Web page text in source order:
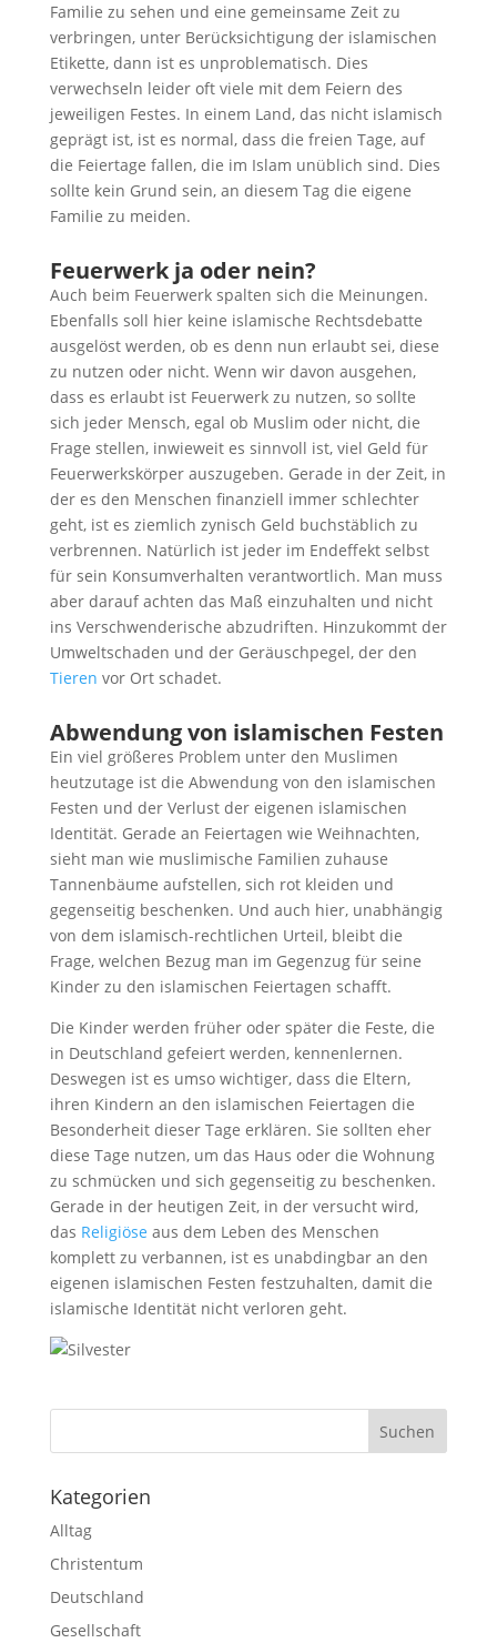
Familie zu sehen und eine gemeinsame Zeit zu
verbringen, unter Berücksichtigung der islamischen
Etikette, dann ist es unproblematisch. Dies
verwechseln leider oft viele mit dem Feiern des
jeweiligen Festes. In einem Land, das nicht islamisch
geprägt ist, ist es normal, dass die freien Tage, auf
die Feiertage fallen, die im Islam unüblich sind. Dies
sollte kein Grund sein, an diesem Tag die eigene
Familie zu meiden.
Feuerwerk ja oder nein?
Auch beim Feuerwerk spalten sich die Meinungen.
Ebenfalls soll hier keine islamische Rechtsdebatte
ausgelöst werden, ob es denn nun erlaubt sei, diese
zu nutzen oder nicht. Wenn wir davon ausgehen,
dass es erlaubt ist Feuerwerk zu nutzen, so sollte
sich jeder Mensch, egal ob Muslim oder nicht, die
Frage stellen, inwieweit es sinnvoll ist, viel Geld für
Feuerwerkskörper auszugeben. Gerade in der Zeit, in
der es den Menschen finanziell immer schlechter
geht, ist es ziemlich zynisch Geld buchstäblich zu
verbrennen. Natürlich ist jeder im Endeffekt selbst
für sein Konsumverhalten verantwortlich. Man muss
aber darauf achten das Maß einzuhalten und nicht
ins Verschwenderische abzudriften. Hinzukommt der
Umweltschaden und der Geräuschpegel, der den
Tieren vor Ort schadet.
Abwendung von islamischen Festen
Ein viel größeres Problem unter den Muslimen
heutzutage ist die Abwendung von den islamischen
Festen und der Verlust der eigenen islamischen
Identität. Gerade an Feiertagen wie Weihnachten,
sieht man wie muslimische Familien zuhause
Tannenbäume aufstellen, sich rot kleiden und
gegenseitig beschenken. Und auch hier, unabhängig
von dem islamisch-rechtlichen Urteil, bleibt die
Frage, welchen Bezug man im Gegenzug für seine
Kinder zu den islamischen Feiertagen schafft.
Die Kinder werden früher oder später die Feste, die
in Deutschland gefeiert werden, kennenlernen.
Deswegen ist es umso wichtiger, dass die Eltern,
ihren Kindern an den islamischen Feiertagen die
Besonderheit dieser Tage erklären. Sie sollten eher
diese Tage nutzen, um das Haus oder die Wohnung
zu schmücken und sich gegenseitig zu beschenken.
Gerade in der heutigen Zeit, in der versucht wird,
das Religiöse aus dem Leben des Menschen
komplett zu verbannen, ist es unabdingbar an den
eigenen islamischen Festen festzuhalten, damit die
islamische Identität nicht verloren geht.
Kategorien
Alltag
Christentum
Deutschland
Gesellschaft